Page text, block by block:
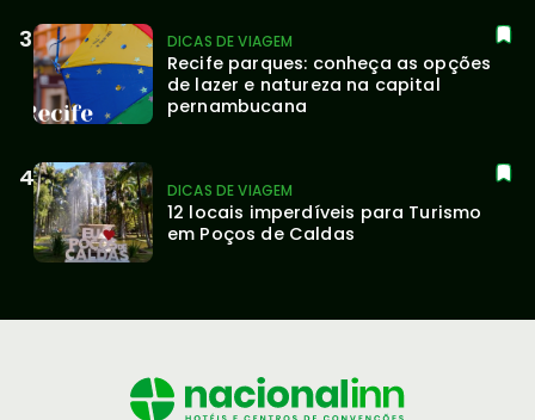
DICAS DE VIAGEM
Recife parques: conheça as opções
de lazer e natureza na capital
pernambucana
DICAS DE VIAGEM
12 locais imperdíveis para Turismo
em Poços de Caldas